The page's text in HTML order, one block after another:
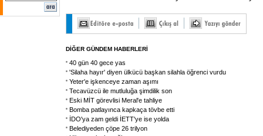
DİĞER GÜNDEM HABERLERİ
40 gün 40 gece yas
'Silaha hayır' diyen ülkücü başkan silahla öğrenci vurdu
Yeter'e işkenceye zaman aşımı
Tecavüzcü ile mutluluğa şimdilik son
Eski MİT görevlisi Meral'e tahliye
Bomba patlayınca kapkaça tövbe etti
İDO'ya zam geldi İETT'ye ise yolda
Belediyeden çöpe 26 trilyon